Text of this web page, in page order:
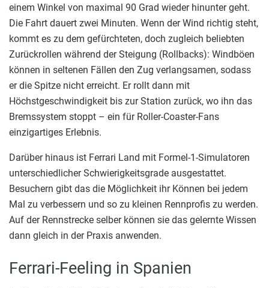
einem Winkel von maximal 90 Grad wieder hinunter geht.
Die Fahrt dauert zwei Minuten. Wenn der Wind richtig steht,
kommt es zu dem gefürchteten, doch zugleich beliebten
Zurückrollen während der Steigung (Rollbacks): Windböen
können in seltenen Fällen den Zug verlangsamen, sodass
er die Spitze nicht erreicht. Er rollt dann mit
Höchstgeschwindigkeit bis zur Station zurück, wo ihn das
Bremssystem stoppt – ein für Roller-Coaster-Fans
einzigartiges Erlebnis.
Darüber hinaus ist Ferrari Land mit Formel-1-Simulatoren
unterschiedlicher Schwierigkeitsgrade ausgestattet.
Besuchern gibt das die Möglichkeit ihr Können bei jedem
Mal zu verbessern und so zu kleinen Rennprofis zu werden.
Auf der Rennstrecke selber können sie das gelernte Wissen
dann gleich in der Praxis anwenden.
Ferrari-Feeling in Spanien